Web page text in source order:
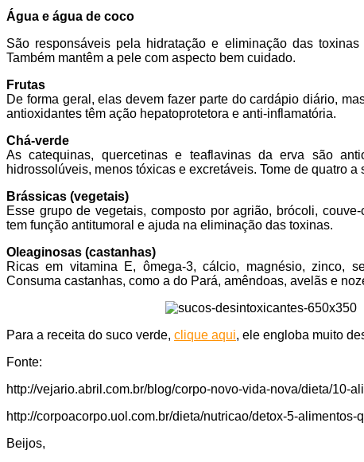
Água e água de coco
São responsáveis pela hidratação e eliminação das
Também mantêm a pele com aspecto bem cuidado.
Frutas
De forma geral, elas devem fazer parte do cardápio diário,
antioxidantes têm ação hepatoprotetora e anti-inflamatória.
Chá-verde
As catequinas, quercetinas e teaflavinas da erva são
hidrossolúveis, menos tóxicas e excretáveis. Tome de quatro a
Brássicas (vegetais)
Esse grupo de vegetais, composto por agrião, brócoli,
tem função antitumoral e ajuda na eliminação das toxinas.
Oleaginosas (castanhas)
Ricas em vitamina E, ômega-3, cálcio, magnésio, zinco,
Consuma castanhas, como a do Pará, amêndoas, avelãs e
Para a receita do suco verde, clique aqui, ele engloba muito
Fonte:
http://vejario.abril.com.br/blog/corpo-novo-vida-nova/dieta/10-
http://corpoacorpo.uol.com.br/dieta/nutricao/detox-5-
Beijos,